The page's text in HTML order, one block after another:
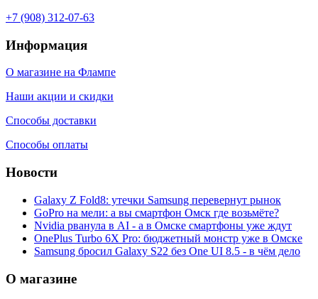
+7 (908) 312-07-63
Информация
О магазине на Флампе
Наши акции и скидки
Способы доставки
Способы оплаты
Новости
Galaxy Z Fold8: утечки Samsung перевернут рынок
GoPro на мели: а вы смартфон Омск где возьмёте?
Nvidia рванула в AI - а в Омске смартфоны уже ждут
OnePlus Turbo 6X Pro: бюджетный монстр уже в Омске
Samsung бросил Galaxy S22 без One UI 8.5 - в чём дело
О магазине